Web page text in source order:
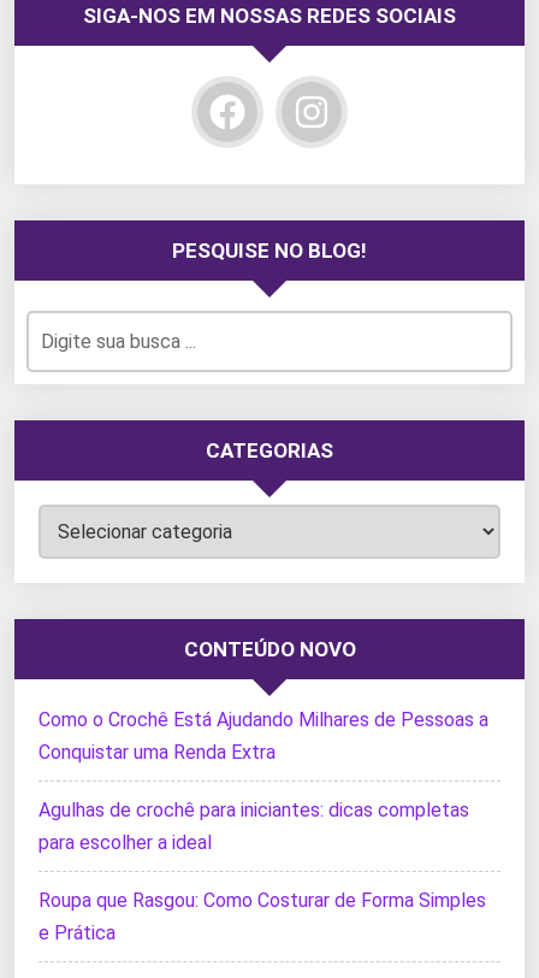
SIGA-NOS EM NOSSAS REDES SOCIAIS
PESQUISE NO BLOG!
CATEGORIAS
Categorias
CONTEÚDO NOVO
Como o Crochê Está Ajudando Milhares de Pessoas a
Conquistar uma Renda Extra
Agulhas de crochê para iniciantes: dicas completas
para escolher a ideal
Roupa que Rasgou: Como Costurar de Forma Simples
e Prática